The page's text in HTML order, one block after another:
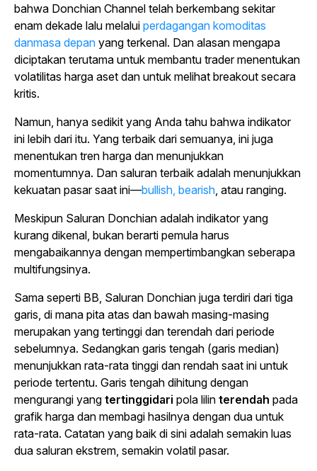
bahwa Donchian Channel telah berkembang sekitar
enam dekade lalu melalui perdagangan komoditas
danmasa depan yang terkenal. Dan alasan mengapa
diciptakan terutama untuk membantu trader menentukan
volatilitas harga aset dan untuk melihat breakout secara
kritis.
Namun, hanya sedikit yang Anda tahu bahwa indikator
ini lebih dari itu. Yang terbaik dari semuanya, ini juga
menentukan tren harga dan menunjukkan
momentumnya. Dan saluran terbaik adalah menunjukkan
kekuatan pasar saat ini—bullish, bearish, atau ranging.
Meskipun Saluran Donchian adalah indikator yang
kurang dikenal, bukan berarti pemula harus
mengabaikannya dengan mempertimbangkan seberapa
multifungsinya.
Sama seperti BB, Saluran Donchian juga terdiri dari tiga
garis, di mana pita atas dan bawah masing-masing
merupakan yang tertinggi dan terendah dari periode
sebelumnya. Sedangkan garis tengah (garis median)
menunjukkan rata-rata tinggi dan rendah saat ini untuk
periode tertentu. Garis tengah dihitung dengan
mengurangi yang tertinggidari pola lilin terendah pada
grafik harga dan membagi hasilnya dengan dua untuk
rata-rata. Catatan yang baik di sini adalah semakin luas
dua saluran ekstrem, semakin volatil pasar.